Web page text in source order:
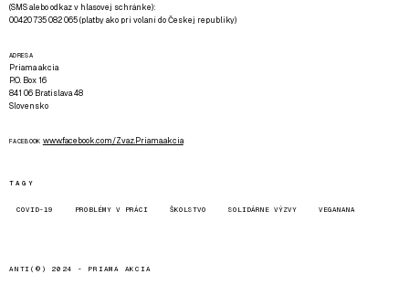
(SMS alebo odkaz v hlasovej schránke):
00420 735 082 065 (platby ako pri volaní do Českej republiky)
ADRESA
Priama akcia
P.O. Box 16
841 06 Bratislava 48
Slovensko
FACEBOOK www.facebook.com/Zvaz.Priama.akcia
TAGY
COVID-19 PROBLÉMY V PRÁCI ŠKOLSTVO SOLIDÁRNE VÝZVY VEGANANA
ANTI(©) 2024 - PRIAMA AKCIA